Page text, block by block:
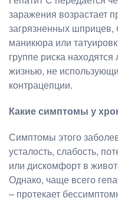
заражения возрастает
загрязненных шприцев,
маникюра или
группе риска
жизнью, не
контрацепции.
Какие симптомы у
Симптомы этого
усталость, слабость,
или дискомфорт в
Однако, чаще всего
– протекает